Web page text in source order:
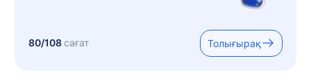
80/108сағат Толығырақ